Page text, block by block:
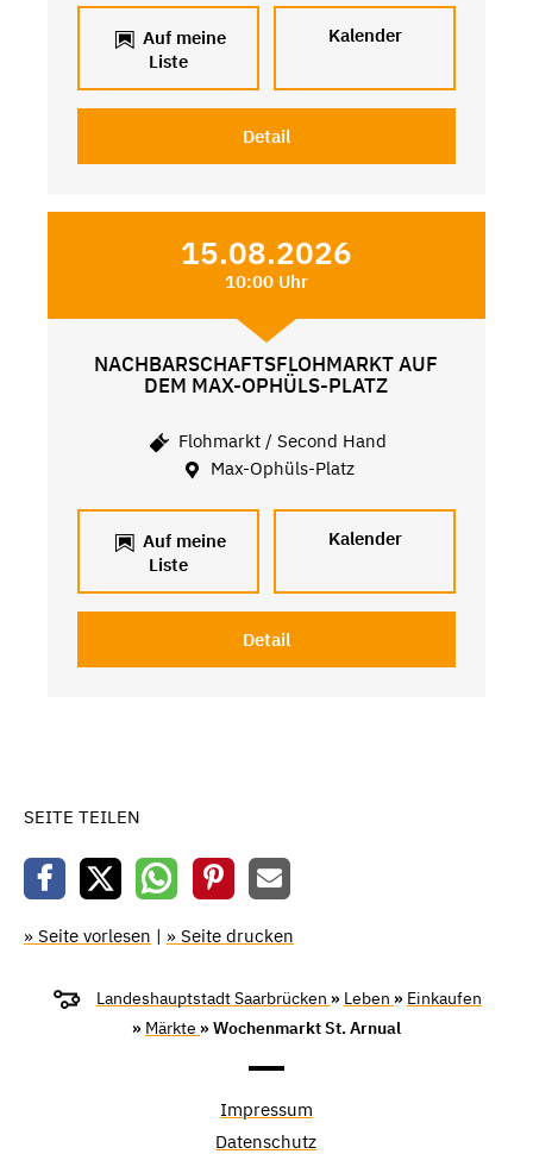
Auf meine
Liste
Kalender
Detail
15.08.2026
10:00 Uhr
NACHBARSCHAFTSFLOHMARKT AUF
DEM MAX-OPHÜLS-PLATZ
Flohmarkt / Second Hand
Max-Ophüls-Platz
Auf meine
Liste
Kalender
Detail
SEITE TEILEN
» Seite vorlesen | » Seite drucken
Landeshauptstadt Saarbrücken » Leben » Einkaufen
» Märkte » Wochenmarkt St. Arnual
Impressum
Datenschutz